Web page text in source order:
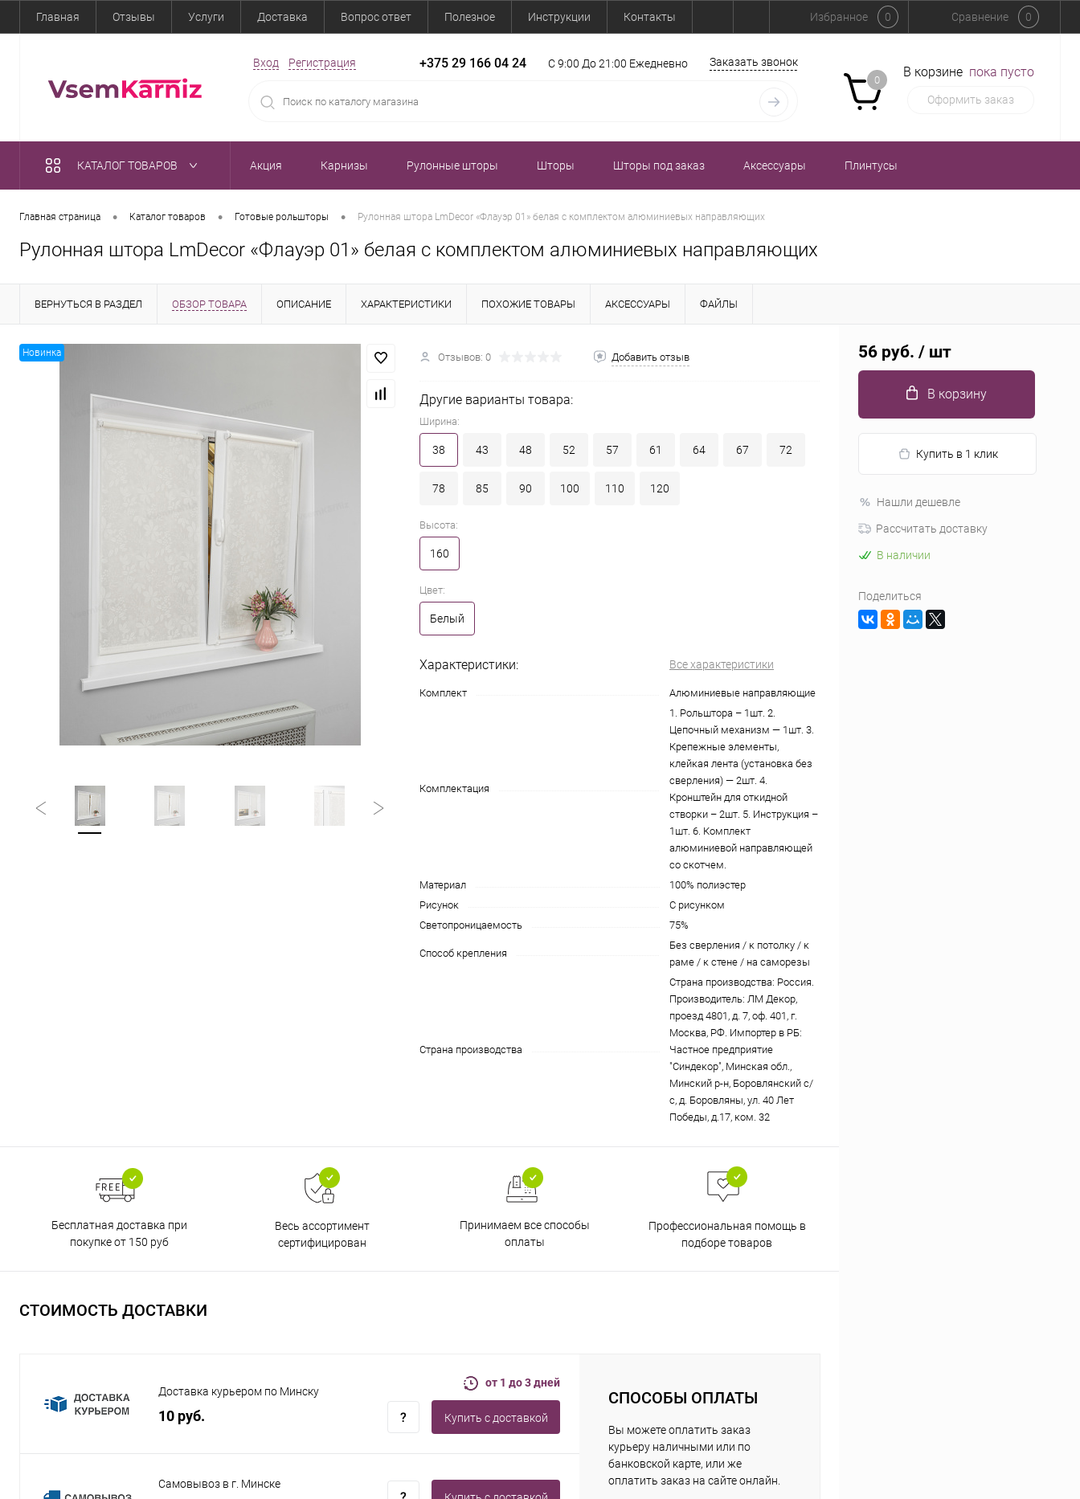
Главная Отзывы Услуги Доставка Вопрос ответ Полезное Инструкции Контакты Избранное 0 Сравнение 0
Вход Регистрация +375 29 166 04 24 С 9:00 До 21:00 Ежедневно Заказать звонок
0
В корзине пока пусто
Оформить заказ
КАТАЛОГ ТОВАРОВ Акция Карнизы Рулонные шторы Шторы Шторы под заказ Аксессуары Плинтусы
Главная страница • Каталог товаров • Готовые рольшторы • Рулонная штора LmDecor «Флауэр 01» белая с комплектом алюминиевых направляющих
Рулонная штора LmDecor «Флауэр 01» белая с комплектом алюминиевых направляющих
ВЕРНУТЬСЯ В РАЗДЕЛ ОБЗОР ТОВАРА ОПИСАНИЕ ХАРАКТЕРИСТИКИ ПОХОЖИЕ ТОВАРЫ АКСЕССУАРЫ ФАЙЛЫ
Новинка Отзывов: 0 Добавить отзыв
Другие варианты товара:
Ширина:
38 43 48 52 57 61 64 67 72
78 85 90 100 110 120
Высота:
160
Цвет:
Белый
Характеристики: Все характеристики
Комплект Алюминиевые направляющие
Комплектация
1. Рольштора – 1шт. 2.
Цепочный механизм — 1шт. 3.
Крепежные элементы,
клейкая лента (установка без
сверления) — 2шт. 4.
Кронштейн для откидной
створки – 2шт. 5. Инструкция –
1шт. 6. Комплект
алюминиевой направляющей
со скотчем.
Материал
100% полиэстер
Рисунок
С рисунком
Светопроницаемость
75%
Способ крепления
Без сверления / к потолку / к
раме / к стене / на саморезы
Страна производства
Страна производства: Россия.
Производитель: ЛМ Декор,
проезд 4801, д. 7, оф. 401, г.
Москва, РФ. Импортер в РБ:
Частное предприятие
"Синдекор", Минская обл.,
Минский р-н, Боровлянский с/
с, д. Боровляны, ул. 40 Лет
Победы, д.17, ком. 32
Бесплатная доставка при
покупке от 150 руб
Весь ассортимент
сертифицирован
Принимаем все способы
оплаты
Профессиональная помощь в
подборе товаров
СТОИМОСТЬ ДОСТАВКИ
Доставка курьером по Минску
10 руб.
от 1 до 3 дней
Купить c доставкой
Самовывоз в г. Минске
СПОСОБЫ ОПЛАТЫ
Вы можете оплатить заказ
курьеру наличными или по
банковской карте, или же
оплатить заказ на сайте онлайн.
56 руб. / шт
В корзину
Купить в 1 клик
Нашли дешевле
Рассчитать доставку
В наличии
Поделиться